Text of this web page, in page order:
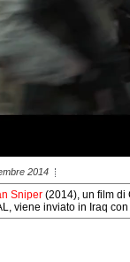
2014
Sniper (2014), un film di
viene inviato in Iraq